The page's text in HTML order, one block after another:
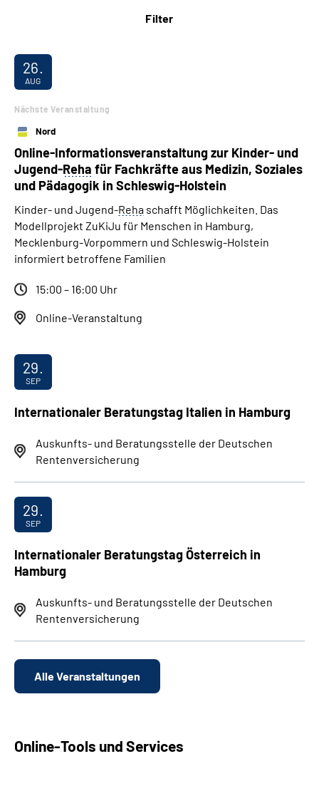
Filter
Nächste Veranstaltung
Nord
Online-Informationsveranstaltung zur Kinder- und
Jugend-Reha für Fachkräfte aus Medizin, Soziales
und Pädagogik in Schleswig-Holstein
Kinder- und Jugend-Reha schafft Möglichkeiten. Das
Modellprojekt ZuKiJu für Menschen in Hamburg,
Mecklenburg-Vorpommern und Schleswig-Holstein
informiert betroffene Familien
15:00 – 16:00 Uhr
Online-Veranstaltung
26.
AUG
Internationaler Beratungstag Italien in Hamburg
Auskunfts- und Beratungsstelle der Deutschen
Rentenversicherung
29.
SEP
Internationaler Beratungstag Österreich in
Hamburg
Auskunfts- und Beratungsstelle der Deutschen
Rentenversicherung
29.
SEP
Alle Veranstaltungen
Online-Tools und Services